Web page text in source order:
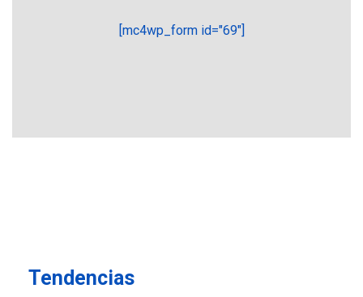
[mc4wp_form id="69"]
Tendencias
Hiroshima 81 años de la
1